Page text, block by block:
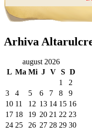
Arhiva
august 2026
L Ma Mi J V S D
1
2
3
4 5 6 7 8
9
10 11 12 13 14 15 16
17 18 19 20 21 22 23
24 25 26 27 28 29 30